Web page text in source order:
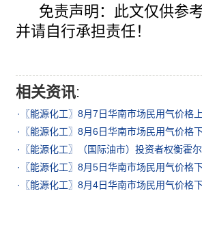
免责声明：此文仅供参
并请自行承担责任！
相关资讯:
·
〖能源化工〗8月7日华南市场民用气价格
·
〖能源化工〗8月6日华南市场民用气价格
·
〖能源化工〗（国际油市）投资者权衡霍
·
〖能源化工〗8月5日华南市场民用气价格
·
〖能源化工〗8月4日华南市场民用气价格